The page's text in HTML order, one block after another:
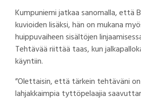
Kumpuniemi jatkaa sanomalla, että
kuvioiden lisäksi, hän on mukana
huippuvaiheen sisältöjen
Tehtävää riittää taas, kun
käyntiin.
”Olettaisin, että tärkein tehtäväni
lahjakkaimpia tyttöpelaajia